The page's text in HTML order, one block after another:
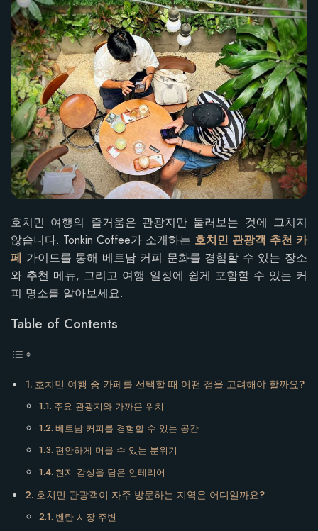
호치민 여행의 즐거움은 관광지만 둘러보는 것에 그치지
않습니다. Tonkin Coffee가 소개하는 호치민 관광객 추천 카
페 가이드를 통해 베트남 커피 문화를 경험할 수 있는 장소
와 추천 메뉴, 그리고 여행 일정에 쉽게 포함할 수 있는 커
피 명소를 알아보세요.
Table of Contents
호치민 여행 중 카페를 선택할 때 어떤 점을 고려해야 할까요?
주요 관광지와 가까운 위치
베트남 커피를 경험할 수 있는 공간
편안하게 머물 수 있는 분위기
현지 감성을 담은 인테리어
호치민 관광객이 자주 방문하는 지역은 어디일까요?
벤탄 시장 주변